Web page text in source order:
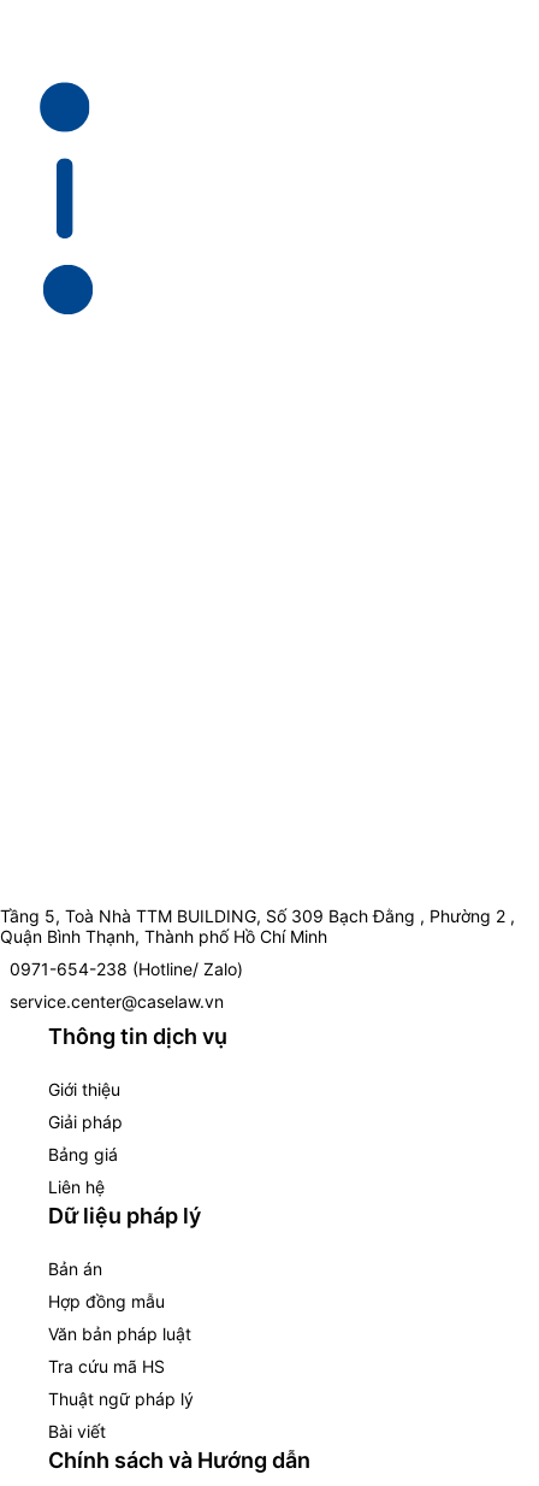
Tầng 5, Toà Nhà TTM BUILDING, Số 309 Bạch Đằng , Phường 2 ,
Quận Bình Thạnh, Thành phố Hồ Chí Minh
0971-654-238 (Hotline/ Zalo)
service.center@caselaw.vn
Thông tin dịch vụ
Giới thiệu
Giải pháp
Bảng giá
Liên hệ
Dữ liệu pháp lý
Bản án
Hợp đồng mẫu
Văn bản pháp luật
Tra cứu mã HS
Thuật ngữ pháp lý
Bài viết
Chính sách và Hướng dẫn